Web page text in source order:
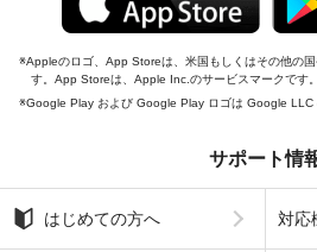
Appleのロゴ、App Storeは、米国もしくはその他の
す。App Storeは、Apple Inc.のサービスマークです。
Google Play および Google Play ロゴは Google LLC
サポート情
はじめての方へ 対応